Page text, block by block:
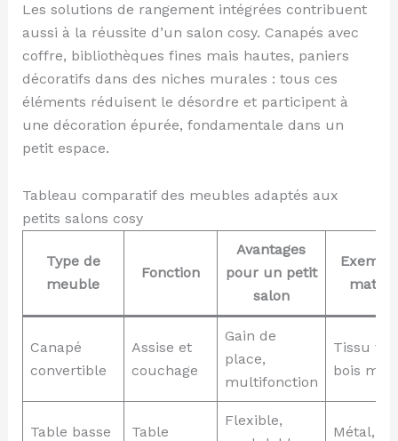
Les solutions de rangement intégrées contribuent
aussi à la réussite d’un salon cosy. Canapés avec
coffre, bibliothèques fines mais hautes, paniers
décoratifs dans des niches murales : tous ces
éléments réduisent le désordre et participent à
une décoration épurée, fondamentale dans un
petit espace.
Tableau comparatif des meubles adaptés aux
petits salons cosy
Type de
meuble
Fonction
Avantages
pour un petit
salon
Canapé
convertible
Assise et
couchage
Gain de
place,
multifonction
Tissu
bois
Table basse
Table
Flexible,
Métal,